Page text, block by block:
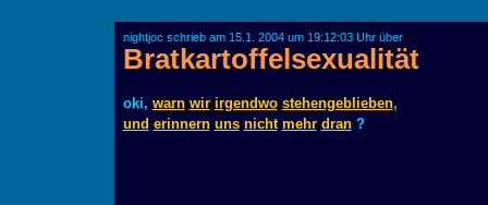
nightjoc schrieb am 15.1. 2004 um 19:12:03 Uhr über
Bratkartoffelsexualität
oki, warn wir irgendwo stehengeblieben,
und erinnern uns nicht mehr dran?